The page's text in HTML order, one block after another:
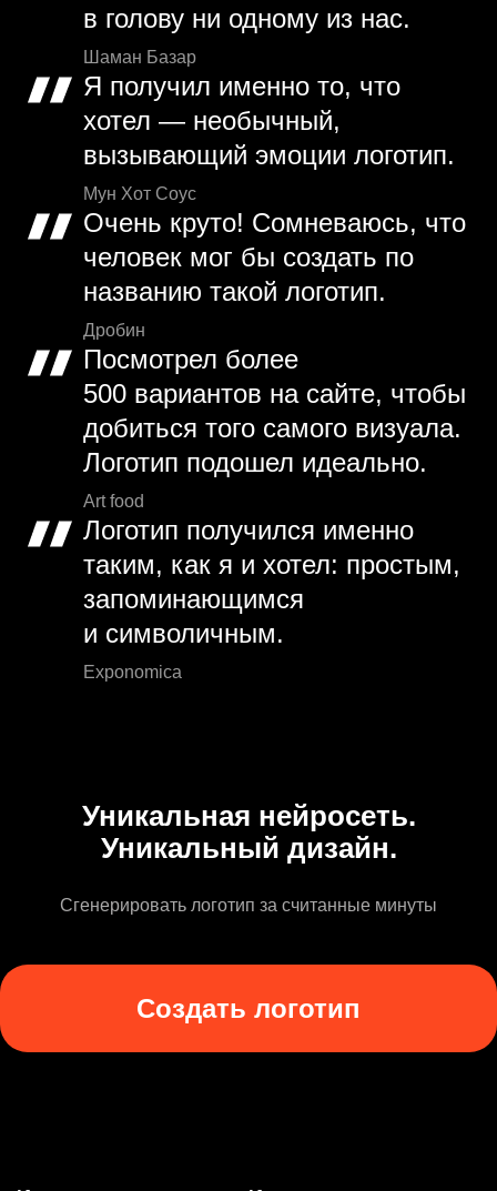
в голову ни одному из нас.
Шаман Базар
Я получил именно то, что
хотел — необычный,
вызывающий эмоции логотип.
Мун Хот Соус
Очень круто! Сомневаюсь, что
человек мог бы создать по
названию такой логотип.
Дробин
Посмотрел более
500 вариантов на сайте, чтобы
добиться того самого визуала.
Логотип подошел идеально.
Art food
Логотип получился именно
таким, как я и хотел: простым,
запоминающимся
и символичным.
Exponomica
Уникальная нейросеть.
Уникальный дизайн.
Сгенерировать логотип за считанные минуты
Создать логотип